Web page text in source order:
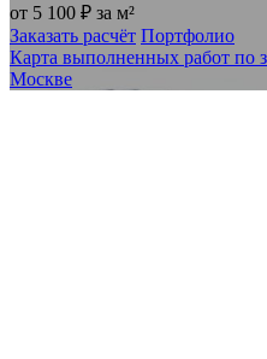
от 5 100 ₽ за м²
Заказать расчёт Портфолио
Карта выполненных работ по
Москве